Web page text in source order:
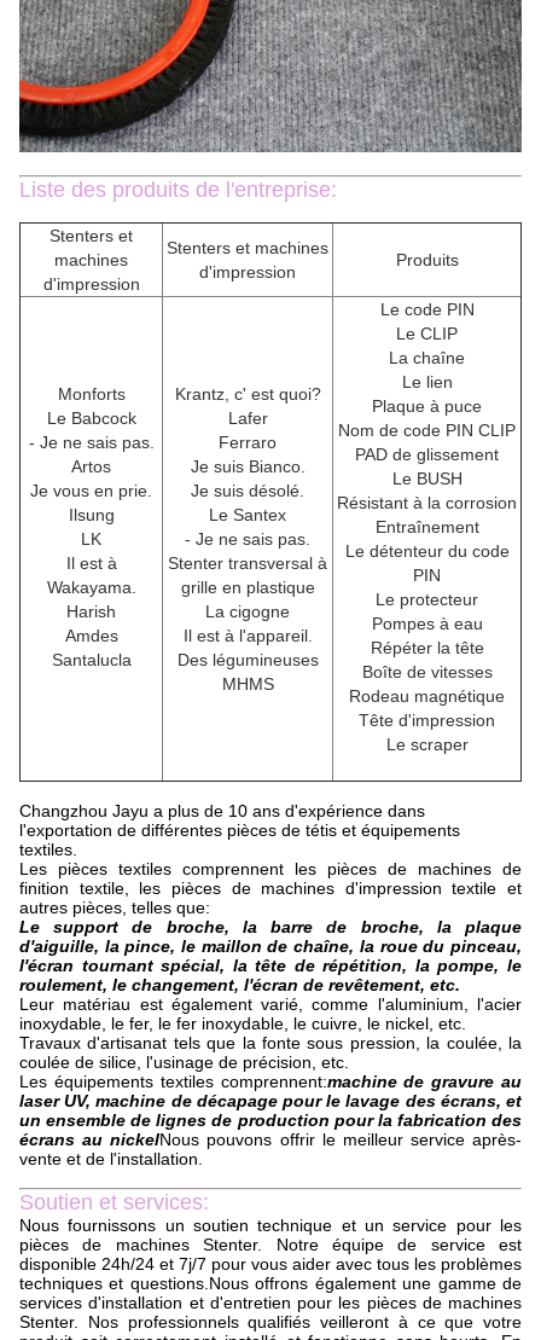
Liste des produits de l'entreprise:
Stenters et
machines
d'impression
Stenters et machines
d'impression
Produits
Monforts
Le Babcock
- Je ne sais pas.
Artos
Je vous en prie.
Ilsung
LK
Il est à
Wakayama.
Harish
Amdes
Santalucla
Krantz, c' est quoi?
Lafer
Ferraro
Je suis Bianco.
Je suis désolé.
Le Santex
- Je ne sais pas.
Stenter transversal à
grille en plastique
La cigogne
Il est à l'appareil.
Des légumineuses
MHMS
Le code PIN
Le CLIP
La chaîne
Le lien
Plaque à puce
Nom de code PIN CLIP
PAD de glissement
Le BUSH
Résistant à la corrosion
Entraînement
Le détenteur du code
PIN
Le protecteur
Pompes à eau
Répéter la tête
Boîte de vitesses
Rodeau magnétique
Tête d'impression
Le scraper
Changzhou Jayu a plus de 10 ans d'expérience dans
l'exportation de différentes pièces de tétis et équipements
textiles.
Les pièces textiles comprennent les pièces de machines de
finition textile, les pièces de machines d'impression textile et
autres pièces, telles que:
Le support de broche, la barre de broche, la plaque
d'aiguille, la pince, le maillon de chaîne, la roue du pinceau,
l'écran tournant spécial, la tête de répétition, la pompe, le
roulement, le changement, l'écran de revêtement, etc.
Leur matériau est également varié, comme l'aluminium, l'acier
inoxydable, le fer, le fer inoxydable, le cuivre, le nickel, etc.
Travaux d'artisanat tels que la fonte sous pression, la coulée, la
coulée de silice, l'usinage de précision, etc.
Les équipements textiles comprennent:machine de gravure au
laser UV, machine de décapage pour le lavage des écrans, et
un ensemble de lignes de production pour la fabrication des
écrans au nickelNous pouvons offrir le meilleur service après-
vente et de l'installation.
Soutien et services:
Nous fournissons un soutien technique et un service pour les
pièces de machines Stenter. Notre équipe de service est
disponible 24h/24 et 7j/7 pour vous aider avec tous les problèmes
techniques et questions.Nous offrons également une gamme de
services d'installation et d'entretien pour les pièces de machines
Stenter. Nos professionnels qualifiés veilleront à ce que votre